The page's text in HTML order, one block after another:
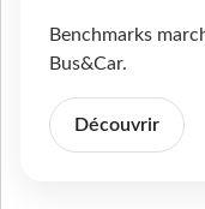
Benchmarks
Bus&Car.
Découvrir